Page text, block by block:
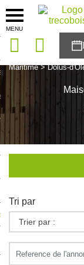
MENU
solutions
Trecobois
à NESTOR
Maritime>Dolus-
Tri par